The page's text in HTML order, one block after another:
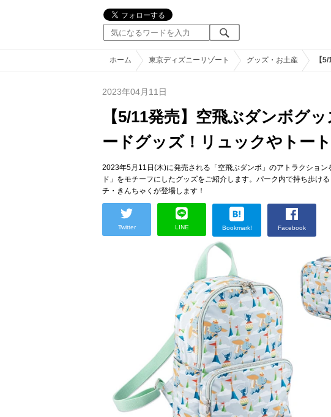
ホーム 東京ディズニーリゾート グッズ・お土産 【
2023年04月11日
【5/11発売】空飛ぶダンボグ
ードグッズ！リュックやトー
2023年5月11日(木)に発売される「空飛ぶダンボ」のアトラクショ
ド」をモチーフにしたグッズをご紹介します。パーク内で持ち歩け
チ・きんちゃくが登場します！
Twitter LINE Bookmark! Facebook